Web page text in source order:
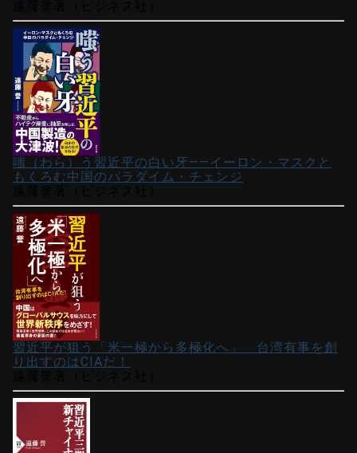
嗤（わら）う習近平の白い牙――イーロン・マスクと
もくろむ中国のパラダイム・チェンジ
習近平が狙う「米一極から多極化へ」 台湾有事を創
り出すのはCIAだ！